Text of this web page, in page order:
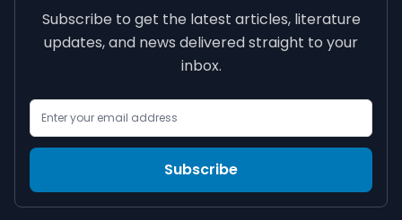
Subscribe to get the latest articles, literature
updates, and news delivered straight to your
inbox.
Subscribe